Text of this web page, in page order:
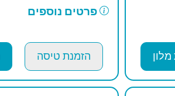
פרטים נוספים
הזמנת טיסה